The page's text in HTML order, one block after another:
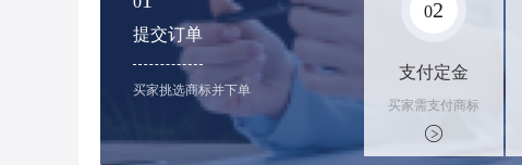
提交订单
买家挑选商标并下单
02
支付定金
买家需支付商标
标价的10%的购
买订金